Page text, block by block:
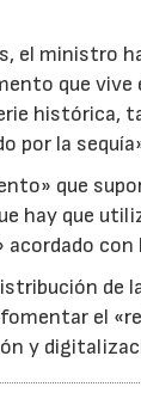
el ministro
que vive
histórica,
por la
que
hay que
con
de
el
y